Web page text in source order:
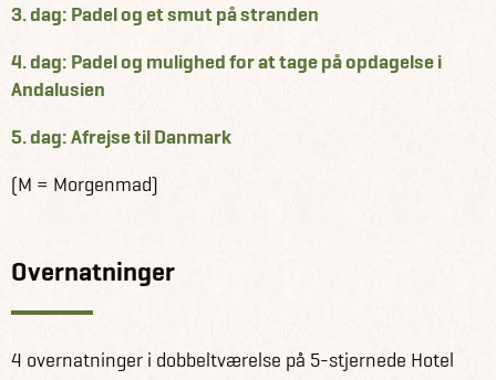
3. dag: Padel og et smut på stranden
4. dag: Padel og mulighed for at tage på opdagelse i
Andalusien
5. dag: Afrejse til Danmark
(M = Morgenmad)
Overnatninger
4 overnatninger i dobbeltværelse på 5-stjernede Hotel